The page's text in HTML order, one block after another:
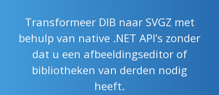
Transformeer DIB naar SVGZ met
behulp van native .NET API’s zonder
dat u een afbeeldingseditor of
bibliotheken van derden nodig
heeft.